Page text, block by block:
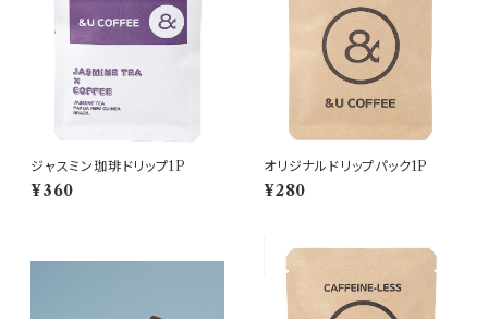
ジャスミン珈琲ドリップ1P
¥360
オリジナルドリップパック1P
¥280